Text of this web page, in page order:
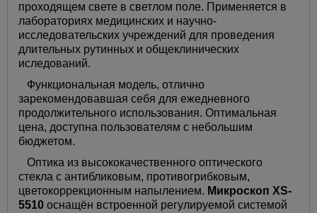
проходящем свете в светлом поле. Применяется в
лабораториях медицинских и научно-
исследовательских учреждений для проведения
длительных рутинных и общеклинических
иследований.
Функциональная модель, отлично
зарекомендовавшая себя для ежедневного
продолжительного использования. Оптимальная
цена, доступна пользователям с небольшим
бюджетом.
Оптика из высококачественного оптического
стекла с антибликовым, противогрибковым,
цветокоррекционным напылением. Микроскоп XS-
5510 оснащён встроенной регулируемой системой